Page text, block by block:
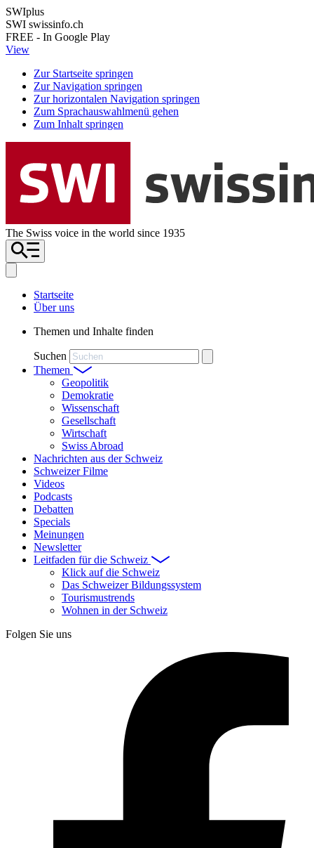
SWIplus
SWI swissinfo.ch
FREE - In Google Play
View
Zur Startseite springen
Zur Navigation springen
Zur horizontalen Navigation springen
Zum Sprachauswahlmenü gehen
Zum Inhalt springen
The Swiss voice in the world since 1935
Startseite
Über uns
Themen und Inhalte finden
Suchen
Themen
Geopolitik
Demokratie
Wissenschaft
Gesellschaft
Wirtschaft
Swiss Abroad
Nachrichten aus der Schweiz
Schweizer Filme
Videos
Podcasts
Debatten
Specials
Meinungen
Newsletter
Leitfaden für die Schweiz
Klick auf die Schweiz
Das Schweizer Bildungssystem
Tourismustrends
Wohnen in der Schweiz
Folgen Sie uns